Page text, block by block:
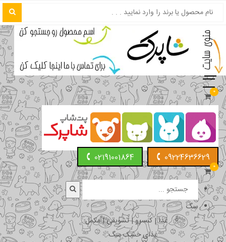
0
09224636629
02191001864
0
سگ
غذا | کنسرو | تشویقی | مکمل
غذای خشک سگ